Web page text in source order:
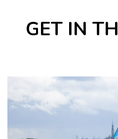
GET IN